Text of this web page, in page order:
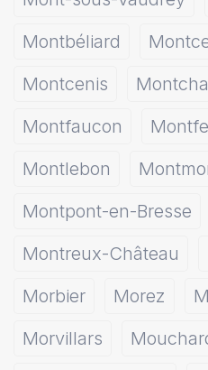
Montbéliard
Montcenis
Montfaucon
Montlebon
Montpont-en-Bresse
Montreux-Château
Morbier
Morez
Morvillars